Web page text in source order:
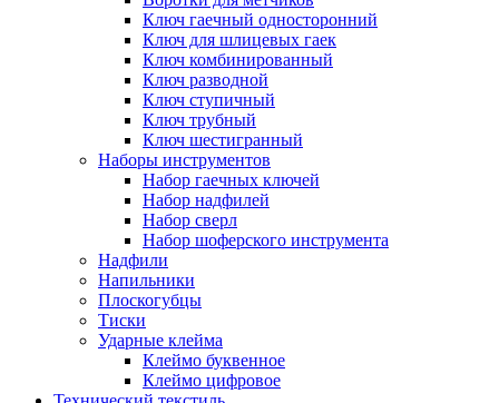
Ключ гаечный односторонний
Ключ для шлицевых гаек
Ключ комбинированный
Ключ разводной
Ключ ступичный
Ключ трубный
Ключ шестигранный
Наборы инструментов
Набор гаечных ключей
Набор надфилей
Набор сверл
Набор шоферского инструмента
Надфили
Напильники
Плоскогубцы
Тиски
Ударные клейма
Клеймо буквенное
Клеймо цифровое